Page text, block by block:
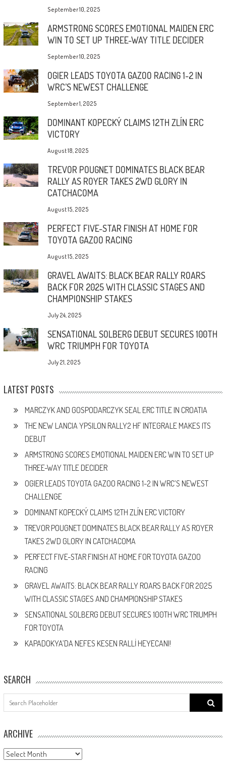
September 10, 2025
ARMSTRONG SCORES EMOTIONAL MAIDEN ERC
WIN TO SET UP THREE-WAY TITLE DECIDER
September 10, 2025
OGIER LEADS TOYOTA GAZOO RACING 1-2 IN
WRC’S NEWEST CHALLENGE
September 1, 2025
DOMINANT KOPECKÝ CLAIMS 12TH ZLÍN ERC
VICTORY
August 18, 2025
TREVOR POUGNET DOMINATES BLACK BEAR
RALLY AS ROYER TAKES 2WD GLORY IN
CATCHACOMA
August 15, 2025
PERFECT FIVE-STAR FINISH AT HOME FOR
TOYOTA GAZOO RACING
August 15, 2025
GRAVEL AWAITS: BLACK BEAR RALLY ROARS
BACK FOR 2025 WITH CLASSIC STAGES AND
CHAMPIONSHIP STAKES
July 24, 2025
SENSATIONAL SOLBERG DEBUT SECURES 100TH
WRC TRIUMPH FOR TOYOTA
July 21, 2025
LATEST POSTS
MARCZYK AND GOSPODARCZYK SEAL ERC TITLE IN CROATIA
THE NEW LANCIA YPSILON RALLY2 HF INTEGRALE MAKES ITS
DEBUT
ARMSTRONG SCORES EMOTIONAL MAIDEN ERC WIN TO SET UP
THREE-WAY TITLE DECIDER
OGIER LEADS TOYOTA GAZOO RACING 1-2 IN WRC’S NEWEST
CHALLENGE
DOMINANT KOPECKÝ CLAIMS 12TH ZLÍN ERC VICTORY
TREVOR POUGNET DOMINATES BLACK BEAR RALLY AS ROYER
TAKES 2WD GLORY IN CATCHACOMA
PERFECT FIVE-STAR FINISH AT HOME FOR TOYOTA GAZOO
RACING
GRAVEL AWAITS: BLACK BEAR RALLY ROARS BACK FOR 2025
WITH CLASSIC STAGES AND CHAMPIONSHIP STAKES
SENSATIONAL SOLBERG DEBUT SECURES 100TH WRC TRIUMPH
FOR TOYOTA
KAPADOKYA’DA NEFES KESEN RALLİ HEYECANI!
SEARCH
Search
for:
ARCHIVE
ARCHIVE